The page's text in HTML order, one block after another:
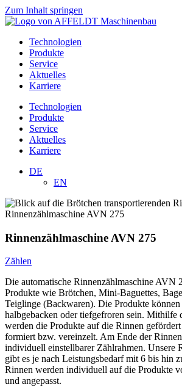
Zum Inhalt springen
Technologien
Produkte
Service
Aktuelles
Karriere
Technologien
Produkte
Service
Aktuelles
Karriere
DE
EN
Rinnenzählmaschine AVN 275
Zählen
Die automatische Rinnenzählmaschine AVN
Produkte wie Brötchen, Mini-Baguettes,
Teiglinge (Backwaren). Die Produkte können
halbgebacken oder tiefgefroren sein. Mithilfe
werden die Produkte auf die Rinnen
formiert bzw. vereinzelt. Am Ende der
individuell einstellbarer Zählrahmen. Unsere
gibt es je nach Leistungsbedarf mit 6 bis hin
Rinnen werden individuell auf die Produkte
und angepasst.